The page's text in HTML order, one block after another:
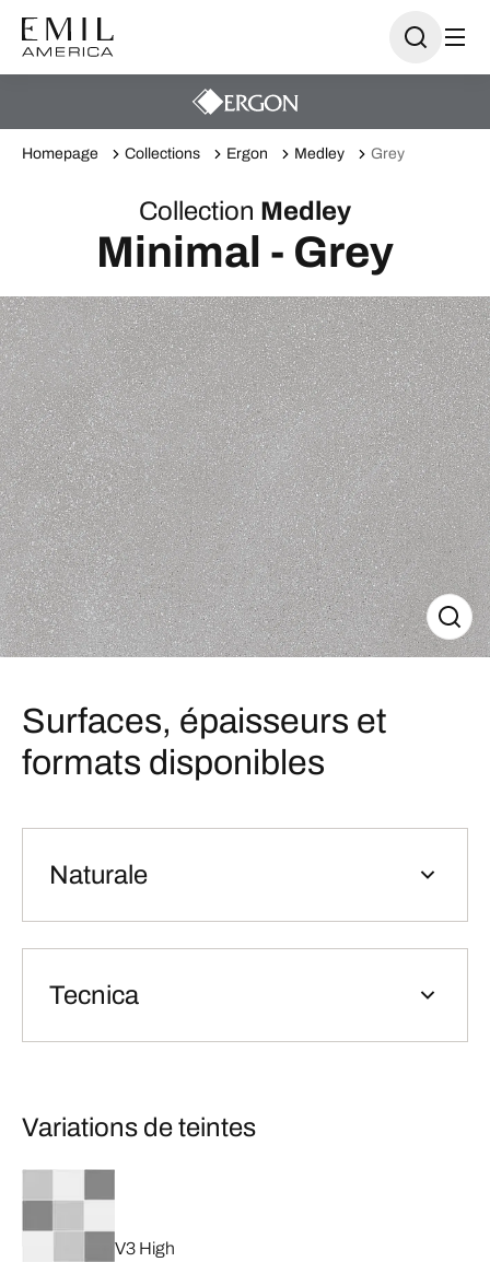
Homepage Collections Ergon Medley Grey
Collection Medley
Minimal - Grey
Surfaces, épaisseurs et
formats disponibles
Naturale
Tecnica
Variations de teintes
V3 High